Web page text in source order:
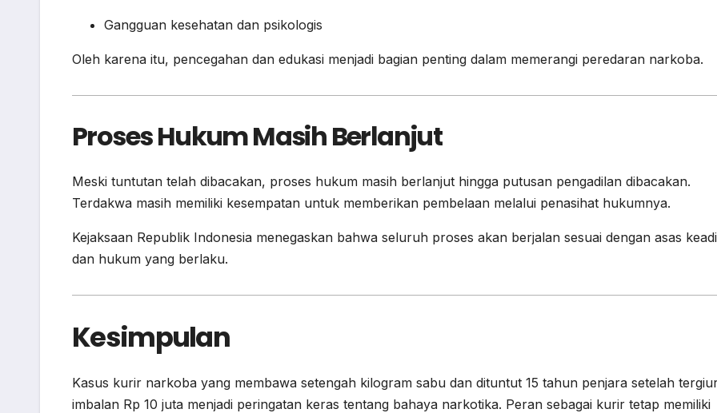
Gangguan kesehatan dan psikologis
Oleh karena itu, pencegahan dan edukasi menjadi bagian penting dalam memerangi peredaran narkoba.
Proses Hukum Masih Berlanjut
Meski tuntutan telah dibacakan, proses hukum masih berlanjut hingga putusan pengadilan dibacakan.
Terdakwa masih memiliki kesempatan untuk memberikan pembelaan melalui penasihat hukumnya.
Kejaksaan Republik Indonesia menegaskan bahwa seluruh proses akan berjalan sesuai dengan asas
dan hukum yang berlaku.
Kesimpulan
Kasus kurir narkoba yang membawa setengah kilogram sabu dan dituntut 15 tahun penjara setelah
imbalan Rp 10 juta menjadi peringatan keras tentang bahaya narkotika. Peran sebagai kurir tetap memiliki